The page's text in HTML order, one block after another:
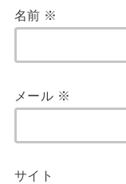
名前 ※
メール ※
サイト